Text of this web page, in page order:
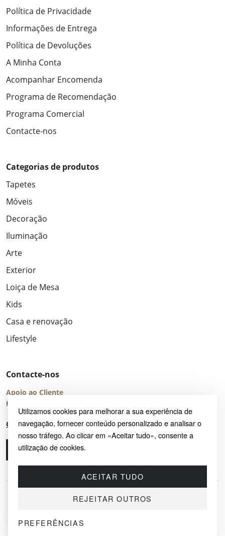
Utilizamos cookies para melhorar a sua experiência de
navegação, fornecer conteúdo personalizado e analisar o
nosso tráfego. Ao clicar em «Aceitar tudo», consente a
utilização de cookies.
ACEITAR TUDO
REJEITAR OUTROS
PREFERÊNCIAS
Política de Privacidade
Informações de Entrega
Política de Devoluções
A Minha Conta
Acompanhar Encomenda
Programa de Recomendação
Programa Comercial
Contacte-nos
Categorias de produtos
Tapetes
Móveis
Decoração
Iluminação
Arte
Exterior
Loiça de Mesa
Kids
Casa e renovação
Lifestyle
Contacte-nos
Apoio ao Cliente
Horário de Atendimento: seg – sex 8:00 – 16:00 (UTC+2)
Centro de Ajuda
Ligue-nos
© 2026 SAYRUG OÜ · KESKLINNA LINNAOSA, AHTRI TN 12, 10151, TALLINN,